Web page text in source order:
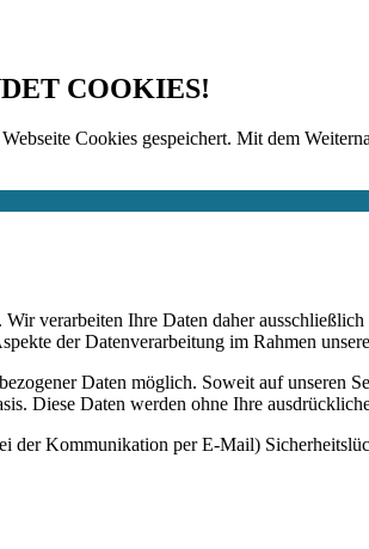
COOKIES!
Cookies gespeichert. Mit dem
verarbeiten Ihre Daten daher
der Datenverarbeitung im Rahmen
Daten möglich. Soweit auf unseren
Diese Daten werden ohne Ihre
der Kommunikation per E-Mail)